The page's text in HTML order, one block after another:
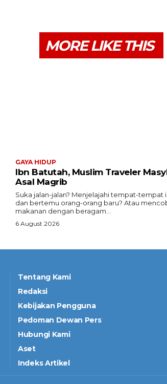
MORE LIKE THIS
GAYA HIDUP
Ibn Batutah, Muslim Traveler
Asal Magrib
Suka jalan-jalan? Menjelajahi tempat-tempat
dan bertemu orang-orang baru? Atau
makanan dengan beragam...
6 August 2026
Tentang Kami
Redaksi
Kebijakan Pengguna
Pedoman Dewan Pers
Hubungi Kami
Aset
Indeks Artikel